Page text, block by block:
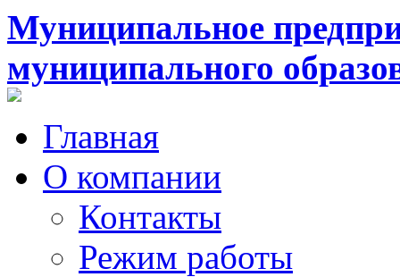
Муниципальное
муниципального
Главная
О компании
Контакты
Режим работы